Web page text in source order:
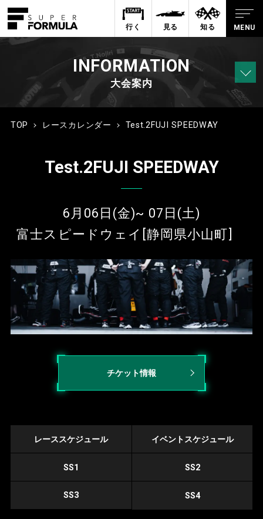
行く 見る 知る
INFORMATION
大会案内
TOP レースカレンダー Test.2FUJI SPEEDWAY
Test.2FUJI SPEEDWAY
6月06日(金)~ 07日(土)
富士スピードウェイ[静岡県小山町]
チケット情報
レーススケジュール イベントスケジュール
SS1 SS2
SS3 SS4